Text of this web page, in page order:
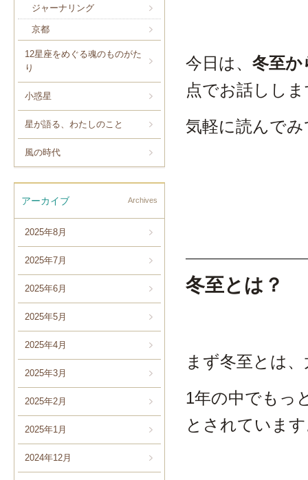
ジャーナリング
京都
12星座をめぐる魂のものがた
り
小惑星
星が語る、わたしのこと
風の時代
アーカイブ Archives
2025年8月
2025年7月
2025年6月
2025年5月
2025年4月
2025年3月
2025年2月
2025年1月
2024年12月
今日は、 冬至か
点でお話しし
気軽に読んで
冬至とは？
まず冬至とは
1年の中でもっ
とされていま